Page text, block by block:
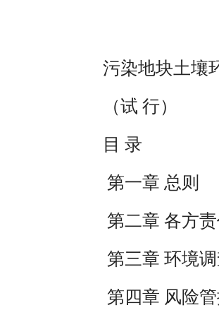
污染地块土壤
（试 行）
目 录
第一章 总则
第二章 各方
第三章 环境
第四章 风险